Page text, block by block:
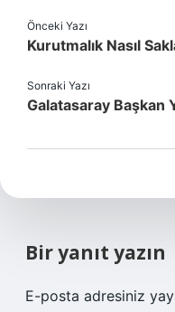
Önceki Yazı
Kurutmalık Nasıl
Sonraki Yazı
Galatasaray Başkan
Bir yanıt yazın
E-posta adresiniz